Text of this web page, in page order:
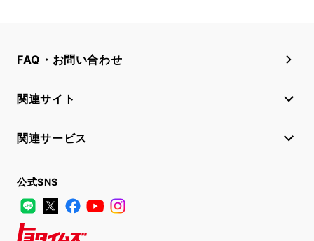
FAQ・お問い合わせ
関連サイト
関連サービス
公式SNS
LINE
X FacebookYouTube